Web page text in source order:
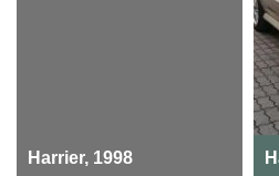
Harrier, 1998